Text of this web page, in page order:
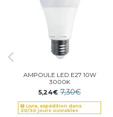
AMPOULE LED E27 10W
3000K
5,24€7,30€
Livre, expédition dans
20/30 jours ouvrables